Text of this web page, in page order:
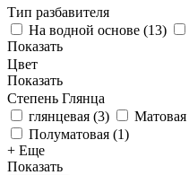
Тип разбавителя
На водной основе (13)
Показать
Цвет
Показать
Степень Глянца
глянцевая (3) Матовая
Полуматовая (1)
+ Еще
Показать